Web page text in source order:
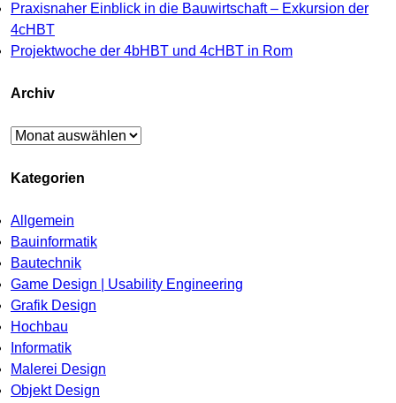
Praxisnaher Einblick in die Bauwirtschaft – Exkursion der
4cHBT
Projektwoche der 4bHBT und 4cHBT in Rom
Archiv
Archiv
Kategorien
Allgemein
Bauinformatik
Bautechnik
Game Design | Usability Engineering
Grafik Design
Hochbau
Informatik
Malerei Design
Objekt Design